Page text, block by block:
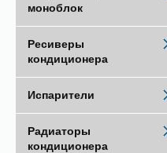
моноблок
Ресиверы
кондиционера
Испарители
Радиаторы
кондиционера